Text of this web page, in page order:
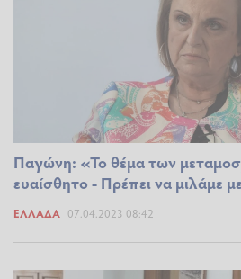
Παγώνη: «Το θέμα των
ευαίσθητο - Πρέπει να μιλάμε
ΕΛΛΆΔΑ 07.04.2023 08:42